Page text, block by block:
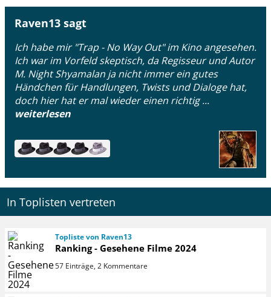
Raven13 sagt
Ich habe mir "Trap - No Way Out" im Kino angesehen.
Ich war im Vorfeld skeptisch, da Regisseur und Autor
M. Night Shyamalan ja nicht immer ein gutes
Händchen für Handlungen, Twists und Dialoge hat,
doch hier hat er mal wieder einen richtig ...
weiterlesen
In Toplisten vertreten
Topliste von Raven13
Ranking - Gesehene Filme 2024
57 Einträge, 2 Kommentare